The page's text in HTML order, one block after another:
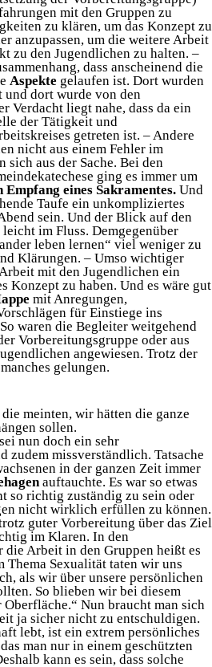
mit den Gruppen zu
zu klären, um das Konzept zu
anzupassen, um die weitere Arbeit
zu den Jugendlichen zu halten. –
dass anscheinend die
Aspekte gelaufen ist. Dort wurden
und dort wurde von den
Verdacht liegt nahe, dass da ein
der Tätigkeit und
getreten ist. – Andere
nicht aus einem Fehler im
sich aus der Sache. Bei den
ging es immer um
eines Sakramentes. Und
Taufe ein unkompliziertes
sein. Und der Blick auf den
im Fluss. Demgegenüber
leben lernen“ viel weniger zu
Klärungen. – Umso wichtiger
mit den Jugendlichen ein
Konzept zu haben. Und es wäre gut
mit Anregungen,
für Einstiege ins
waren die Begleiter weitgehend
Vorbereitungsgruppe oder aus
angewiesen. Trotz der
gelungen.
meinten, wir hätten die ganze
sollen.
nun doch ein sehr
zudem missverständlich. Tatsache
in der ganzen Zeit immer
auftauchte. Es war so etwas
so richtig zuständig zu sein oder
nicht wirklich erfüllen zu können.
guter Vorbereitung über das Ziel
im Klaren. In den
Arbeit in den Gruppen heißt es
Thema Sexualität taten wir uns
als wir über unsere persönlichen
So blieben wir bei diesem
Oberfläche.“ Nun braucht man sich
ja sicher nicht zu entschuldigen.
lebt, ist ein extrem persönliches
man nur in einem geschützten
kann es sein, dass solche